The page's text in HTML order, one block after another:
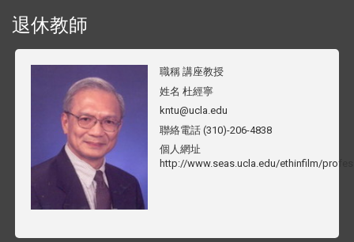
退休教師
職稱 講座教授
姓名 杜經寧
kntu@ucla.edu
聯絡電話 (310)-206-4838
個人網址
http://www.seas.ucla.edu/ethinfilm/